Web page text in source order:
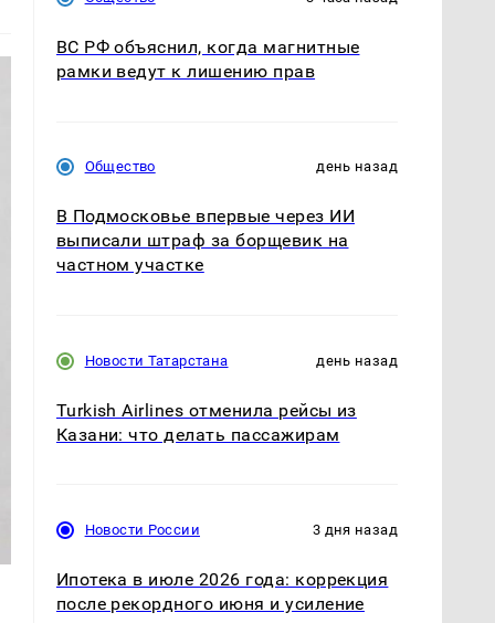
ВС РФ объяснил, когда магнитные
рамки ведут к лишению прав
Общество день назад
В Подмосковье впервые через ИИ
выписали штраф за борщевик на
частном участке
Новости Татарстана день назад
Turkish Airlines отменила рейсы из
Казани: что делать пассажирам
Новости России 3 дня назад
Ипотека в июле 2026 года: коррекция
после рекордного июня и усиление